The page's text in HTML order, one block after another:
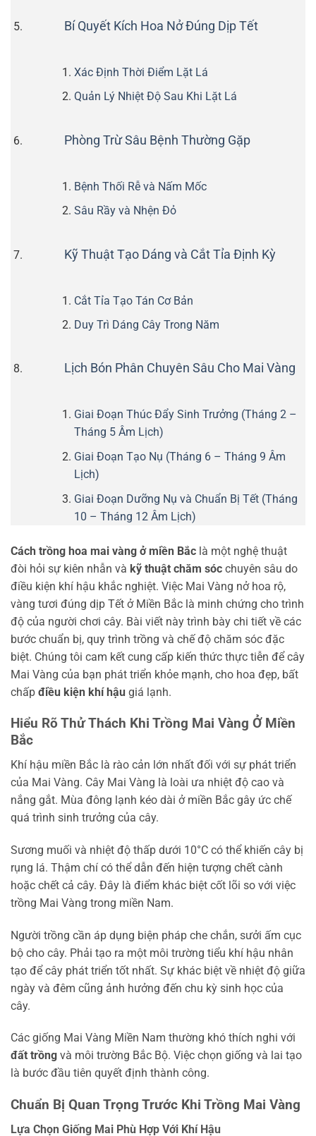
Bí Quyết Kích Hoa Nở Đúng Dịp Tết
Xác Định Thời Điểm Lặt Lá
Quản Lý Nhiệt Độ Sau Khi Lặt Lá
Phòng Trừ Sâu Bệnh Thường Gặp
Bệnh Thối Rễ và Nấm Mốc
Sâu Rầy và Nhện Đỏ
Kỹ Thuật Tạo Dáng và Cắt Tỉa Định Kỳ
Cắt Tỉa Tạo Tán Cơ Bản
Duy Trì Dáng Cây Trong Năm
Lịch Bón Phân Chuyên Sâu Cho Mai Vàng
Giai Đoạn Thúc Đẩy Sinh Trưởng (Tháng 2 –
Tháng 5 Âm Lịch)
Giai Đoạn Tạo Nụ (Tháng 6 – Tháng 9 Âm
Lịch)
Giai Đoạn Dưỡng Nụ và Chuẩn Bị Tết (Tháng
10 – Tháng 12 Âm Lịch)
Cách trồng hoa mai vàng ở miền Bắc là một nghệ thuật
đòi hỏi sự kiên nhẫn và kỹ thuật chăm sóc chuyên sâu do
điều kiện khí hậu khắc nghiệt. Việc Mai Vàng nở hoa rộ,
vàng tươi đúng dịp Tết ở Miền Bắc là minh chứng cho trình
độ của người chơi cây. Bài viết này trình bày chi tiết về các
bước chuẩn bị, quy trình trồng và chế độ chăm sóc đặc
biệt. Chúng tôi cam kết cung cấp kiến thức thực tiễn để cây
Mai Vàng của bạn phát triển khỏe mạnh, cho hoa đẹp, bất
chấp điều kiện khí hậu giá lạnh.
Hiểu Rõ Thử Thách Khi Trồng Mai Vàng Ở Miền
Bắc
Khí hậu miền Bắc là rào cản lớn nhất đối với sự phát triển
của Mai Vàng. Cây Mai Vàng là loài ưa nhiệt độ cao và
nắng gắt. Mùa đông lạnh kéo dài ở miền Bắc gây ức chế
quá trình sinh trưởng của cây.
Sương muối và nhiệt độ thấp dưới 10°C có thể khiến cây bị
rụng lá. Thậm chí có thể dẫn đến hiện tượng chết cành
hoặc chết cả cây. Đây là điểm khác biệt cốt lõi so với việc
trồng Mai Vàng trong miền Nam.
Người trồng cần áp dụng biện pháp che chắn, sưởi ấm cục
bộ cho cây. Phải tạo ra một môi trường tiểu khí hậu nhân
tạo để cây phát triển tốt nhất. Sự khác biệt về nhiệt độ giữa
ngày và đêm cũng ảnh hưởng đến chu kỳ sinh học của
cây.
Các giống Mai Vàng Miền Nam thường khó thích nghi với
đất trồng và môi trường Bắc Bộ. Việc chọn giống và lai tạo
là bước đầu tiên quyết định thành công.
Chuẩn Bị Quan Trọng Trước Khi Trồng Mai Vàng
Lựa Chọn Giống Mai Phù Hợp Với Khí Hậu